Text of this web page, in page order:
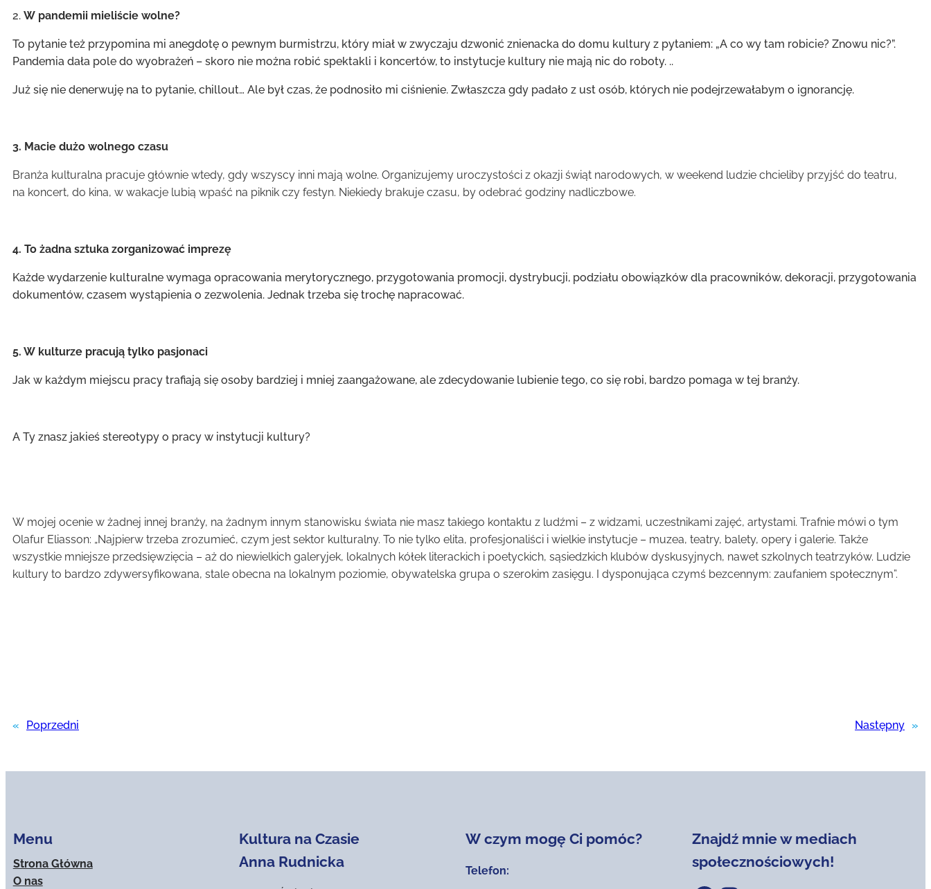
2. W pandemii mieliście wolne?
To pytanie też przypomina mi anegdotę o pewnym burmistrzu, który miał w zwyczaju dzwonić znienacka do domu kultury z pytaniem: „A co wy tam robicie? Znowu nic?”.
Pandemia dała pole do wyobrażeń – skoro nie można robić spektakli i koncertów, to instytucje kultury nie mają nic do roboty. ..
Już się nie denerwuję na to pytanie, chillout… Ale był czas, że podnosiło mi ciśnienie. Zwłaszcza gdy padało z ust osób, których nie podejrzewałabym o ignorancję.
3. Macie dużo wolnego czasu
Branża kulturalna pracuje głównie wtedy, gdy wszyscy inni mają wolne. Organizujemy uroczystości z okazji świąt narodowych, w weekend ludzie chcieliby przyjść do teatru,
na koncert, do kina, w wakacje lubią wpaść na piknik czy festyn. Niekiedy brakuje czasu, by odebrać godziny nadliczbowe.
4. To żadna sztuka zorganizować imprezę
Każde wydarzenie kulturalne wymaga opracowania merytorycznego, przygotowania promocji, dystrybucji, podziału obowiązków dla pracowników, dekoracji, przygotowania
dokumentów, czasem wystąpienia o zezwolenia. Jednak trzeba się trochę napracować.
5. W kulturze pracują tylko pasjonaci
Jak w każdym miejscu pracy trafiają się osoby bardziej i mniej zaangażowane, ale zdecydowanie lubienie tego, co się robi, bardzo pomaga w tej branży.
A Ty znasz jakieś stereotypy o pracy w instytucji kultury?
W mojej ocenie w żadnej innej branży, na żadnym innym stanowisku świata nie masz takiego kontaktu z ludźmi – z widzami, uczestnikami zajęć, artystami. Trafnie mówi o tym
Olafur Eliasson: „Najpierw trzeba zrozumieć, czym jest sektor kulturalny. To nie tylko elita, profesjonaliści i wielkie instytucje – muzea, teatry, balety, opery i galerie. Także
wszystkie mniejsze przedsięwzięcia – aż do niewielkich galeryjek, lokalnych kółek literackich i poetyckich, sąsiedzkich klubów dyskusyjnych, nawet szkolnych teatrzyków. Ludzie
kultury to bardzo zdywersyfikowana, stale obecna na lokalnym poziomie, obywatelska grupa o szerokim zasięgu. I dysponująca czymś bezcennym: zaufaniem społecznym”.
« Poprzedni Następny »
Menu
Strona Główna
O nas
Kultura na Czasie
Anna Rudnicka
W czym mogę Ci pomóc?
Telefon:
Znajdź mnie w mediach
społecznościowych!